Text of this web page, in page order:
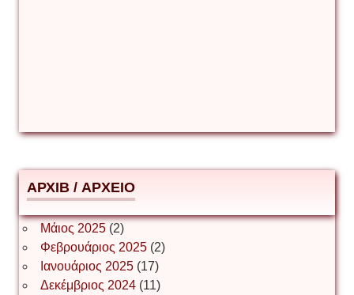
Δημήτριος Ζακοντινός
ΕΥΑΓΓΕΛΟΣ ΜΩΚΟΣ
Ιωάννης Σ. Παπαφλωράτος
АРХІВ / ΑΡΧΕΙΟ
Μάιος 2025(2)
Φεβρουάριος 2025(2)
Ιανουάριος 2025(17)
Δεκέμβριος 2024(11)